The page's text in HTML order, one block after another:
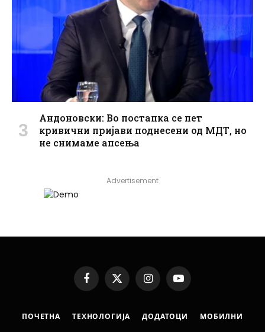
Андоновски: Во постапка се пет
кривични пријави поднесени од МДТ, но
не снимаме апсења
Advertisement
Facebook
X
(Twitter)
InstagramYouTube
ПОЧЕТНА ТЕХНОЛОГИЈА ДОДАТОЦИ МОБИЛНИ